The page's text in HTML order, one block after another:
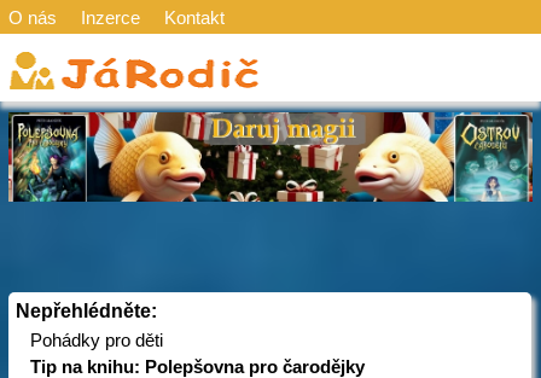
O nás Inzerce Kontakt
Nepřehlédněte:
Pohádky pro děti
Tip na knihu: Polepšovna pro čarodějky